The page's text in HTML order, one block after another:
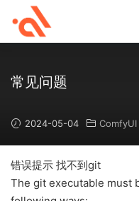
常见问题
2024-05-04 ComfyUI
错误提示 找不到git
The git executable must